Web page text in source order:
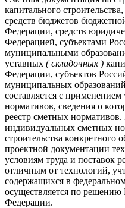
капитального
средств бюджетов
Федерации, средств
Федерацией, субъектами
муниципальными
уставных ( складочных )
Федерации, субъектов
муниципальных
составляется с
нормативов, сведения о
реестр сметных
индивидуальных сметных
строительства конкретного
проектной документации
условиям труда и поставок
отличным от технологий,
содержащихся в
осуществляется по решению
Федерации.